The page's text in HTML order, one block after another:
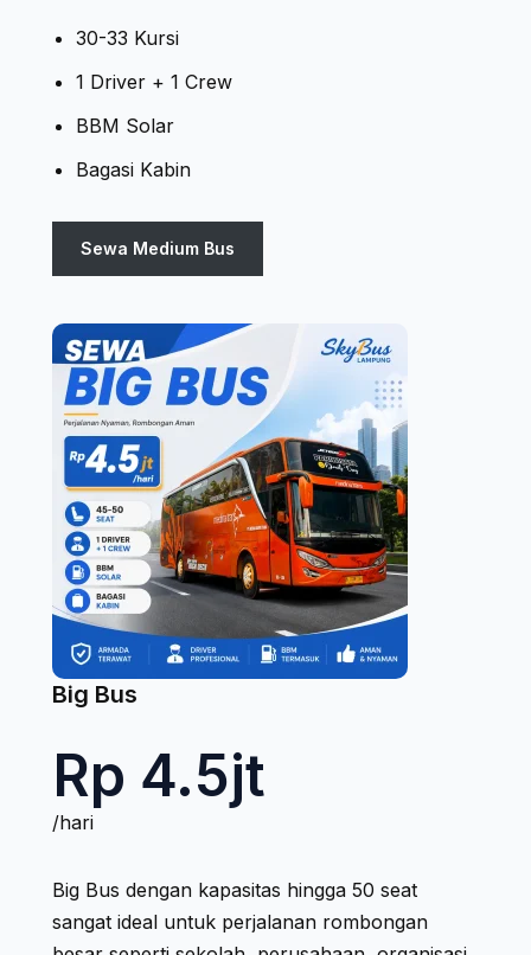
30-33 Kursi
1 Driver + 1 Crew
BBM Solar
Bagasi Kabin
Sewa Medium Bus
Big Bus
Rp 4.5jt
/hari
Big Bus dengan kapasitas hingga 50 seat
sangat ideal untuk perjalanan rombongan